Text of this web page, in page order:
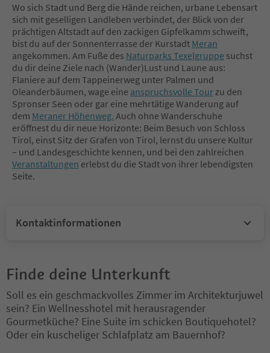
Wo sich Stadt und Berg die Hände reichen, urbane Lebensart
sich mit geselligen Landleben verbindet, der Blick von der
prächtigen Altstadt auf den zackigen Gipfelkamm schweift,
bist du auf der Sonnenterrasse der Kurstadt Meran
angekommen. Am Fuße des Naturparks Texelgruppe suchst
du dir deine Ziele nach (Wander)Lust und Laune aus:
Flaniere auf dem Tappeinerweg unter Palmen und
Oleanderbäumen, wage eine anspruchsvolle Tour zu den
Spronser Seen oder gar eine mehrtätige Wanderung auf
dem Meraner Höhenweg. Auch ohne Wanderschuhe
eröffnest du dir neue Horizonte: Beim Besuch von Schloss
Tirol, einst Sitz der Grafen von Tirol, lernst du unsere Kultur
– und Landesgeschichte kennen, und bei den zahlreichen
Veranstaltungen erlebst du die Stadt von ihrer lebendigsten
Seite.
Kontaktinformationen
Finde deine Unterkunft
Soll es ein geschmackvolles Zimmer im Architekturjuwel
sein? Ein Wellnesshotel mit herausragender
Gourmetküche? Eine Suite im schicken Boutiquehotel?
Oder ein kuscheliger Schlafplatz am Bauernhof?